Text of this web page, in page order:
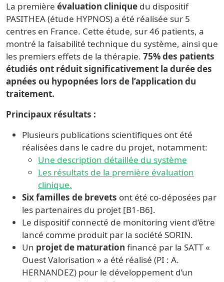
La première évaluation clinique du dispositif
PASITHEA (étude HYPNOS) a été réalisée sur 5
centres en France. Cette étude, sur 46 patients, a
montré la faisabilité technique du système, ainsi que
les premiers effets de la thérapie. 75% des patients
étudiés ont réduit significativement la durée des
apnées ou hypopnées lors de l’application du
traitement.
Principaux résultats :
Plusieurs publications scientifiques ont été
réalisées dans le cadre du projet, notamment:
Une description détaillée du système
Les résultats de la première évaluation
clinique.
Six familles de brevets ont été co-déposées par
les partenaires du projet [B1-B6].
Le dispositif connecté de monitoring vient d’être
lancé comme produit par la société SORIN.
Un projet de maturation financé par la SATT «
Ouest Valorisation » a été réalisé (PI : A.
HERNANDEZ) pour le développement d’un